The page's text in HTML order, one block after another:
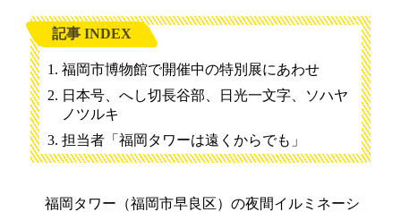
記事 INDEX
福岡市博物館で開催中の特別展にあわせ
日本号、へし切長谷部、日光一文字、ソハヤ
ノツルキ
担当者「福岡タワーは遠くからでも」
福岡タワー（福岡市早良区）の夜間イルミネーシ